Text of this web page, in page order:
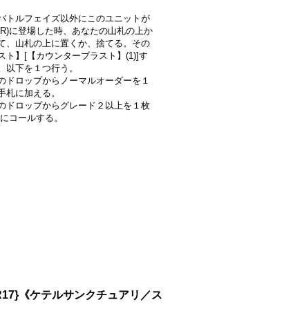
トルフェイズ以外にこのユニットが
に登場した時、あなたの山札の上か
、山札の上に置くか、捨てる。その
ト】[【カウンターブラスト】(1)]す
以下を１つ行う。
ドロップからノーマルオーダーを１
札に加える。
ドロップからグレード２以上を１枚
コールする。
《ケテルサンクチュアリ／ス